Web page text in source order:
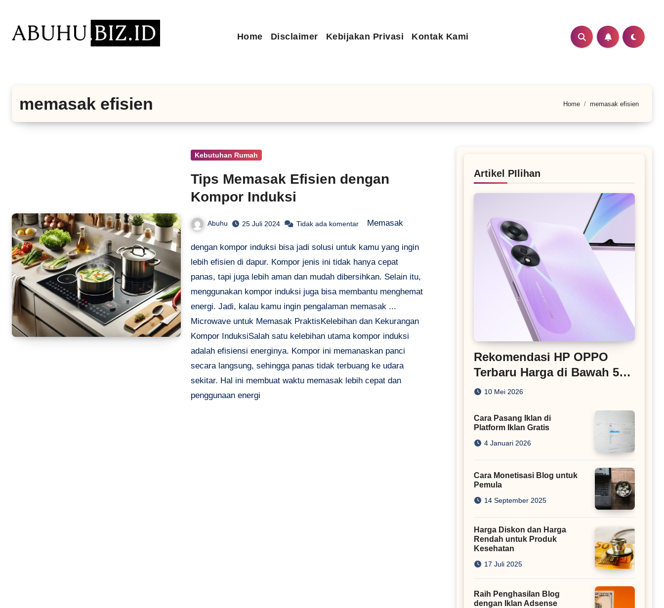
konten
Home Disclaimer Kebijakan Privasi Kontak Kami
memasak efisien Home memasak efisien
Kebutuhan Rumah
Tips Memasak Efisien dengan
Kompor Induksi
Abuhu 25 Juli 2024 Tidak ada komentar Memasak
dengan kompor induksi bisa jadi solusi untuk kamu yang ingin
lebih efisien di dapur. Kompor jenis ini tidak hanya cepat
panas, tapi juga lebih aman dan mudah dibersihkan. Selain itu,
menggunakan kompor induksi juga bisa membantu menghemat
energi. Jadi, kalau kamu ingin pengalaman memasak ...
Microwave untuk Memasak PraktisKelebihan dan Kekurangan
Kompor InduksiSalah satu kelebihan utama kompor induksi
adalah efisiensi energinya. Kompor ini memanaskan panci
secara langsung, sehingga panas tidak terbuang ke udara
sekitar. Hal ini membuat waktu memasak lebih cepat dan
penggunaan energi
Artikel PIlihan
Rekomendasi HP OPPO
Terbaru Harga di Bawah 5
Juta
10 Mei 2026
Cara Pasang Iklan di
Platform Iklan Gratis
4 Januari 2026
Cara Monetisasi Blog untuk
Pemula
14 September 2025
Harga Diskon dan Harga
Rendah untuk Produk
Kesehatan
17 Juli 2025
Raih Penghasilan Blog
dengan Iklan Adsense